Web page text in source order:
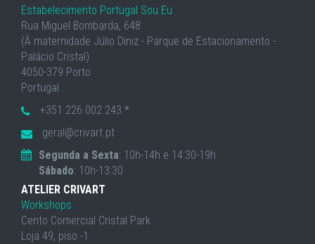
Estabelecimento Portugal Sou Eu
Rua Miguel Bombarda, 648
(À maternidade Júlio Diniz - Parque de Estacionamento -
Palácio Cristal)
4050-379 Porto
Portugal
+351 226 002 243 *
geral@crivart.pt
Segunda a Sexta: 10h-14h e 14:30-19h
Sábado: 10h-13:30
ATELIER CRIVART
Workshops
Cento Comercial Cristal Park
Loja 49, piso -1